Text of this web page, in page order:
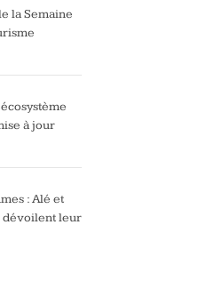
la Semaine
à jour
: Alé et
dévoilent leur